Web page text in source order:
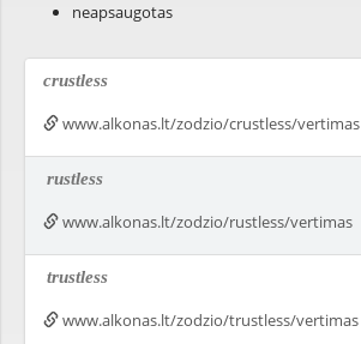
neapsaugotas
crustless
www.alkonas.lt/zodzio/crustless/vertimas
rustless
www.alkonas.lt/zodzio/rustless/vertimas
trustless
www.alkonas.lt/zodzio/trustless/vertimas